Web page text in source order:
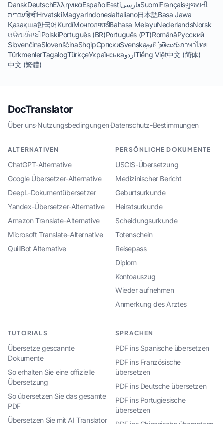
DanskDeutschΕλληνικάEspañolEestiفارسیSuomiFrançaisગુજરાતી
עבריתहिन्दीHrvatskiMagyarIndonesiaItaliano日本語Basa Jawa
Қазақша한국어KurdîМонголमराठीBahasa MelayuNederlandsNorsk
ଓଡିଆਪੰਜਾਬੀPolskiPortuguês (BR)Português (PT)RomânăРусский
SlovenčinaSlovenščinaShqipСрпскиSvenskaதமிழ்తెలుగుภาษาไทย
TürkmenlerTagalogTürkçeУкраїнськаاردوTiếng Việt中文 (简体)
中文 (繁體)
DocTranslator
Über uns·Nutzungsbedingungen·Datenschutz-Bestimmungen
ALTERNATIVEN
ChatGPT-Alternative
Google Übersetzer-Alternative
DeepL-Dokumentübersetzer
Yandex-Übersetzer-Alternative
Amazon Translate-Alternative
Microsoft Translate-Alternative
QuillBot Alternative
PERSÖNLICHE DOKUMENTE
USCIS-Übersetzung
Medizinischer Bericht
Geburtsurkunde
Heiratsurkunde
Scheidungsurkunde
Totenschein
Reisepass
Diplom
Kontoauszug
Wieder aufnehmen
Anmerkung des Arztes
TUTORIALS
Übersetze gescannte
Dokumente
So erhalten Sie eine offizielle
Übersetzung
So übersetzen Sie das gesamte
PDF
Übersetzen Sie mit AI Translator
SPRACHEN
PDF ins Spanische übersetzen
PDF ins Französische
übersetzen
PDF ins Deutsche übersetzen
PDF ins Portugiesische
übersetzen